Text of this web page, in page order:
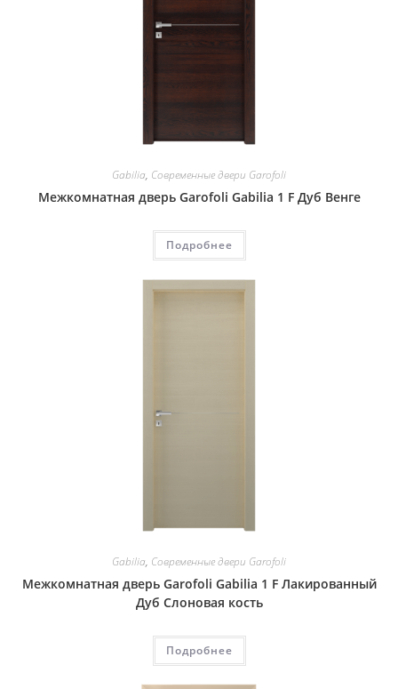
Gabilia, Современные двери Garofoli
Межкомнатная дверь Garofoli Gabilia 1 F Дуб Венге
Подробнее
Gabilia, Современные двери Garofoli
Межкомнатная дверь Garofoli Gabilia 1 F Лакированный
Дуб Слоновая кость
Подробнее